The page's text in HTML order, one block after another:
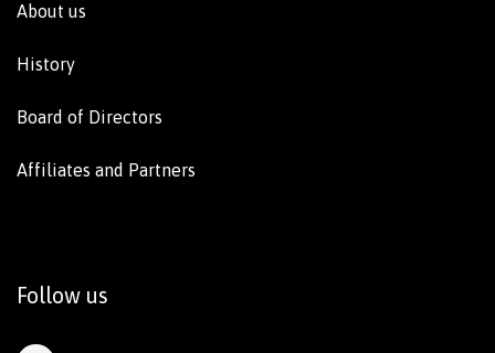
About us
History
Board of Directors
Affiliates and Partners
Follow us